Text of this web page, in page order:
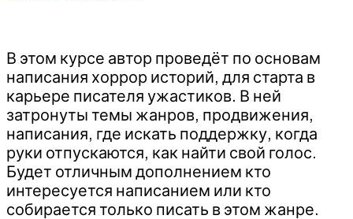
В этом курсе автор проведёт по основам
написания хоррор историй, для старта в
карьере писателя ужастиков. В ней
затронуты темы жанров, продвижения,
написания, где искать поддержку, когда
руки отпускаются, как найти свой голос.
Будет отличным дополнением кто
интересуется написанием или кто
собирается только писать в этом жанре.